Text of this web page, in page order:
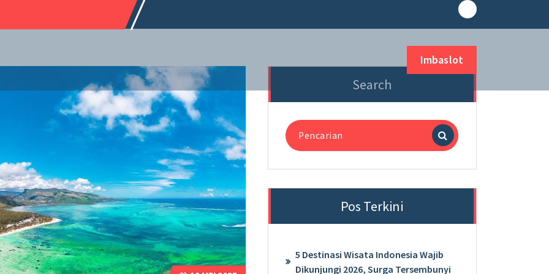
Imbaslot
Search
Pencarian
untuk:
Pos Terkini
5 Destinasi Wisata Indonesia Wajib
Dikunjungi 2026, Surga Tersembunyi